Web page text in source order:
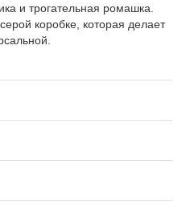
и трогательная ромашка.
коробке, которая делает